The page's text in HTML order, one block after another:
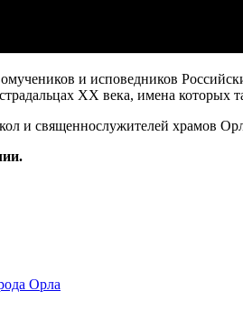
и исповедников
XX века, имена которых
и священнослужителей храмов
Орла